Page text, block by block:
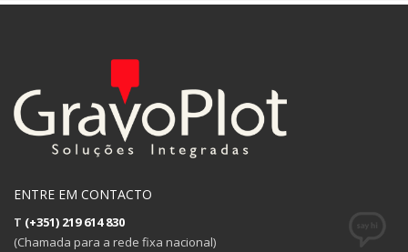
ENTRE EM CONTACTO
T (+351) 219 614 830
(Chamada para a rede fixa nacional)